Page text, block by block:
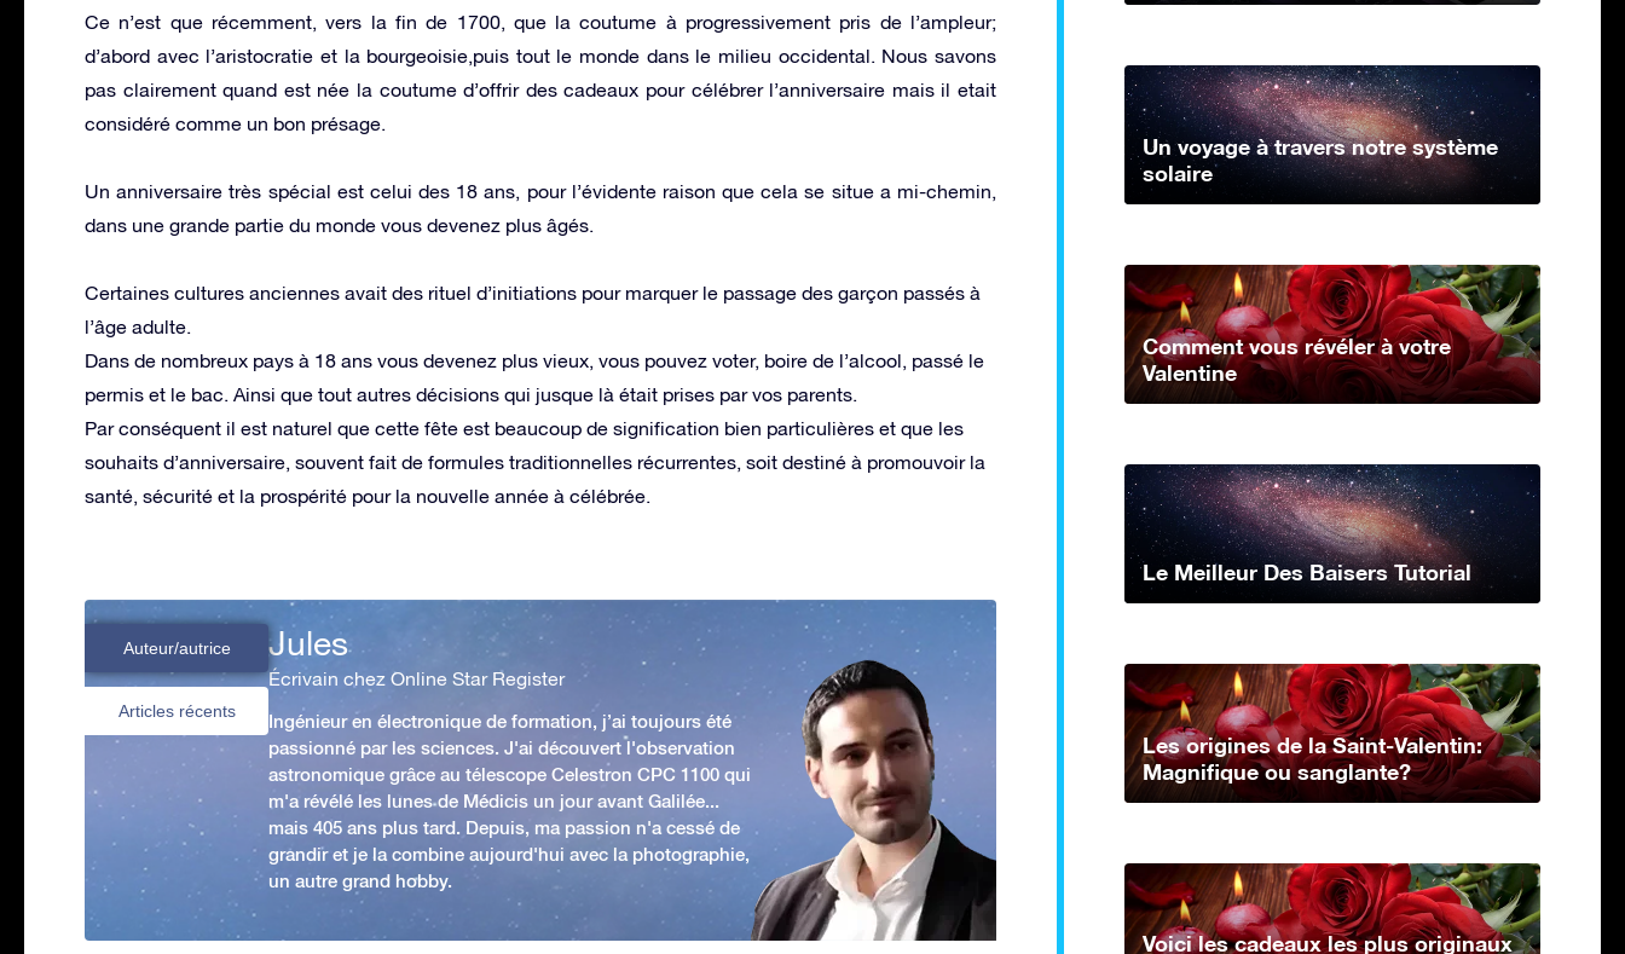
Ce n’est que récemment, vers la fin de 1700, que la coutume à progressivement pris de l’ampleur;
d’abord avec l’aristocratie et la bourgeoisie,puis tout le monde dans le milieu occidental. Nous savons
pas clairement quand est née la coutume d’offrir des cadeaux pour célébrer l’anniversaire mais il etait
considéré comme un bon présage.
Un anniversaire très spécial est celui des 18 ans, pour l’évidente raison que cela se situe a mi-chemin,
dans une grande partie du monde vous devenez plus âgés.
Certaines cultures anciennes avait des rituel d’initiations pour marquer le passage des garçon passés à
l’âge adulte.
Dans de nombreux pays à 18 ans vous devenez plus vieux, vous pouvez voter, boire de l’alcool, passé le
permis et le bac. Ainsi que tout autres décisions qui jusque là était prises par vos parents.
Par conséquent il est naturel que cette fête est beaucoup de signification bien particulières et que les
souhaits d’anniversaire, souvent fait de formules traditionnelles récurrentes, soit destiné à promouvoir la
santé, sécurité et la prospérité pour la nouvelle année à célébrée.
Auteur/autrice
Articles récents
Jules
Écrivain chez Online Star Register
Ingénieur en électronique de formation, j’ai toujours été
passionné par les sciences. J'ai découvert l'observation
astronomique grâce au télescope Celestron CPC 1100 qui
m'a révélé les lunes de Médicis un jour avant Galilée...
mais 405 ans plus tard. Depuis, ma passion n'a cessé de
grandir et je la combine aujourd'hui avec la photographie,
un autre grand hobby.
Un voyage à travers notre système
solaire
Comment vous révéler à votre
Valentine
Le Meilleur Des Baisers Tutorial
Les origines de la Saint-Valentin:
Magnifique ou sanglante?
Voici les cadeaux les plus originaux